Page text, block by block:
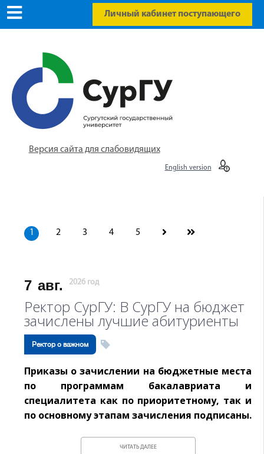
Личный кабинет поступающего
Версия сайта для слабовидящих
English version
1 2 3 4 5
7 авг. 2026 год
Ректор СурГУ: В СурГУ на бюджет
зачислены лучшие абитуриенты
Ректор о важном
Приказы о зачислении на бюджетные места
по программам бакалавриата и
специалитета как по приоритетному, так и
по основному этапам зачисления подписаны.
ЧИТАТЬ ДАЛЕЕ